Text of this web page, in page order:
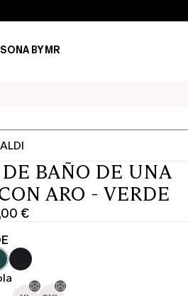
BY MR
BAÑO DE UNA
ARO - VERDE
€